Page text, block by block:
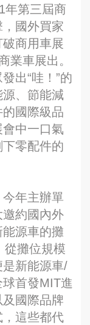
年第三屆商
國外買家
商用車展
業車展出。
出“哇！”的
、節能減
國際級品
中一口氣
零配件的
年主辦單
約國內外
源車的攤
從攤位規模
新能源車/
首發MIT進
國際品牌
這些都代